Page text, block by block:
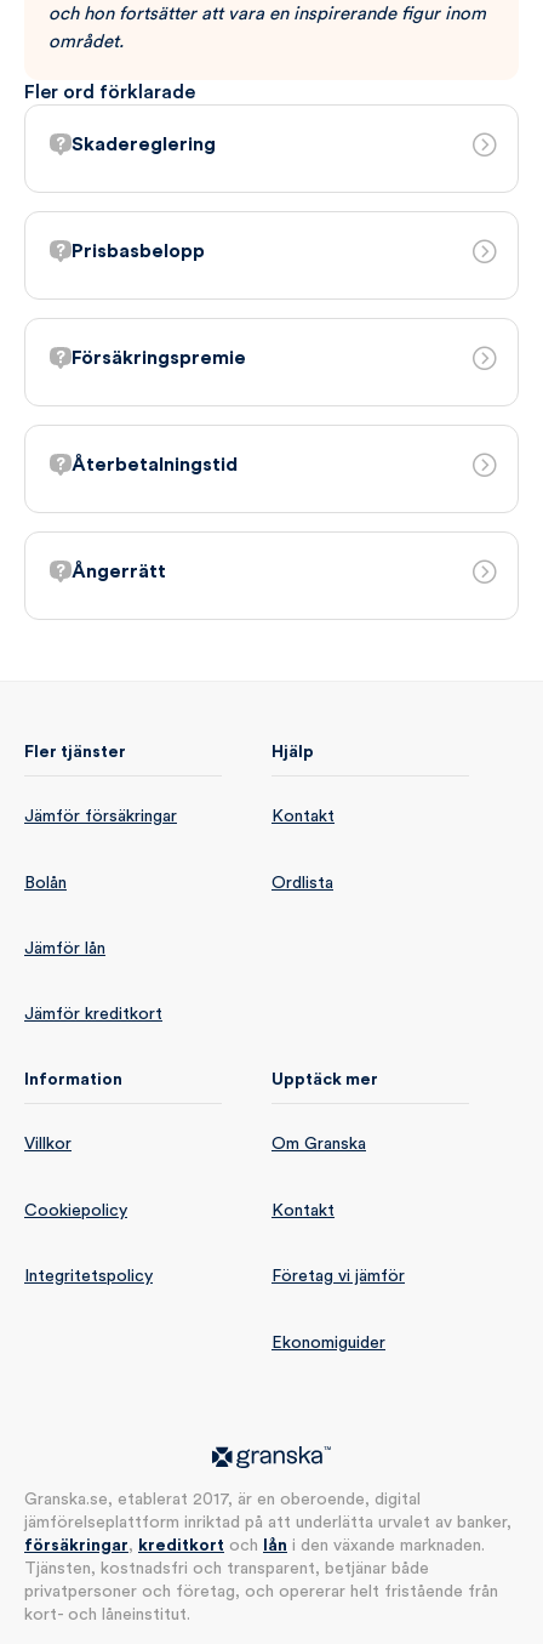
och hon fortsätter att vara en inspirerande figur inom
området.
Fler ord förklarade
Skadereglering
Prisbasbelopp
Försäkringspremie
Återbetalningstid
Ångerrätt
Fler tjänster
Jämför försäkringar
Bolån
Jämför lån
Jämför kreditkort
Hjälp
Kontakt
Ordlista
Information
Villkor
Cookiepolicy
Integritetspolicy
Upptäck mer
Om Granska
Kontakt
Företag vi jämför
Ekonomiguider
Granska.se, etablerat 2017, är en oberoende, digital
jämförelseplattform inriktad på att underlätta urvalet av banker,
försäkringar, kreditkort och lån i den växande marknaden.
Tjänsten, kostnadsfri och transparent, betjänar både
privatpersoner och företag, och opererar helt fristående från
kort- och låneinstitut.